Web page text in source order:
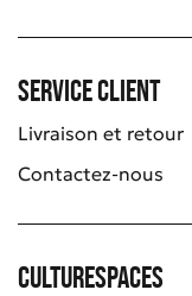
Service client
Livraison et retour
Contactez-nous
Culturespaces